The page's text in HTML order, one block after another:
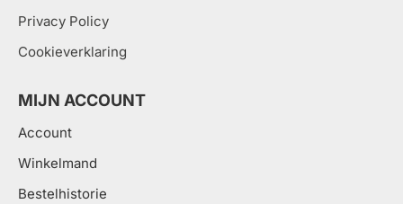
Privacy Policy
Cookieverklaring
MIJN ACCOUNT
Account
Winkelmand
Bestelhistorie